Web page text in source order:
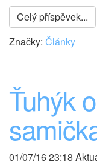
Celý příspěvek...
Značky: Články
Ťuhýk
01/07/16 23:18